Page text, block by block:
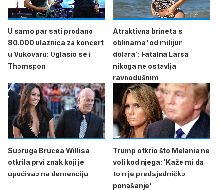
U samo par sati prodano
80.000 ulaznica za koncert
u Vukovaru: Oglasio se i
Thomspon
Atraktivna brineta s
oblinama 'od milijun
dolara': Fatalna Larsa
nikoga ne ostavlja
ravnodušnim
Supruga Brucea Willisa
otkrila prvi znak koji je
upućivao na demenciju
Trump otkrio što Melania ne
voli kod njega: 'Kaže mi da
to nije predsjedničko
ponašanje'